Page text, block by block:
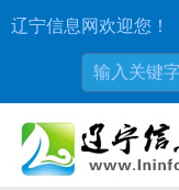
辽宁信息网欢迎您！